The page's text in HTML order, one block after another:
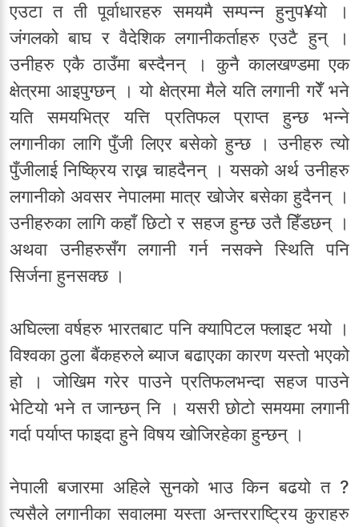
एउटा त ती पूर्वाधारहरु समयमै सम्पन्न हुनुप¥यो ।
जंगलको बाघ र वैदेशिक लगानीकर्ताहरु एउटै हुन् ।
उनीहरु एकै ठाउँमा बस्दैनन् । कुनै कालखण्डमा एक
क्षेत्रमा आइपुग्छन् । यो क्षेत्रमा मैले यति लगानी गरेँ भने
यति समयभित्र यत्ति प्रतिफल प्राप्त हुन्छ भन्ने
लगानीका लागि पुँजी लिएर बसेको हुन्छ । उनीहरु त्यो
पुँजीलाई निष्क्रिय राख्न चाहदैनन् । यसको अर्थ उनीहरु
लगानीको अवसर नेपालमा मात्र खोजेर बसेका हुदैनन् ।
उनीहरुका लागि कहाँ छिटो र सहज हुन्छ उतै हिँडछन् ।
अथवा उनीहरुसँग लगानी गर्न नसक्ने स्थिति पनि
सिर्जना हुनसक्छ ।
अघिल्ला वर्षहरु भारतबाट पनि क्यापिटल फ्लाइट भयो ।
विश्वका ठुला बैंकहरुले ब्याज बढाएका कारण यस्तो भएको
हो । जोखिम गरेर पाउने प्रतिफलभन्दा सहज पाउने
भेटियो भने त जान्छन् नि । यसरी छोटो समयमा लगानी
गर्दा पर्याप्त फाइदा हुने विषय खोजिरहेका हुन्छन् ।
नेपाली बजारमा अहिले सुनको भाउ किन बढयो त ?
त्यसैले लगानीका सवालमा यस्ता अन्तरराष्ट्रिय कुराहरु